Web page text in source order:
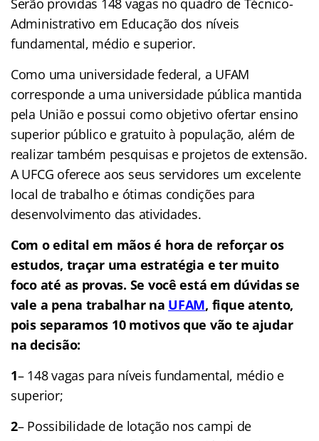
Serão providas 148 vagas no quadro de Técnico-
Administrativo em Educação dos níveis
fundamental, médio e superior.
Como uma universidade federal, a UFAM
corresponde a uma universidade pública mantida
pela União e possui como objetivo ofertar ensino
superior público e gratuito à população, além de
realizar também pesquisas e projetos de extensão.
A UFCG oferece aos seus servidores um excelente
local de trabalho e ótimas condições para
desenvolvimento das atividades.
Com o edital em mãos é hora de reforçar os
estudos, traçar uma estratégia e ter muito
foco até as provas. Se você está em dúvidas se
vale a pena trabalhar na UFAM, fique atento,
pois separamos 10 motivos que vão te ajudar
na decisão:
1– 148 vagas para níveis fundamental, médio e
superior;
2– Possibilidade de lotação nos campi de